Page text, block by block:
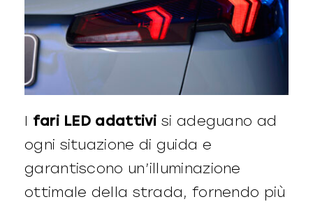
I fari LED adattivi si adeguano ad
ogni situazione di guida e
garantiscono un’illuminazione
ottimale della strada, fornendo più